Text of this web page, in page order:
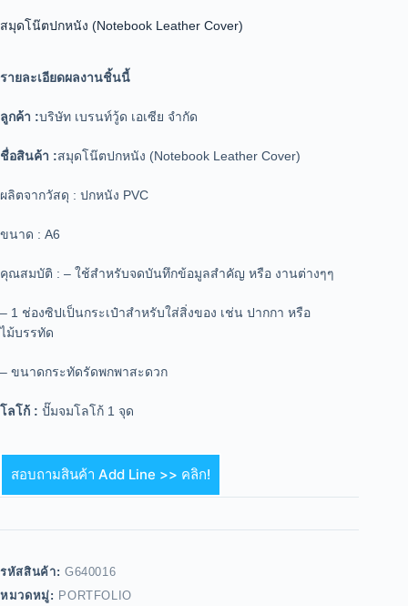
สมุดโน๊ตปกหนัง (Notebook Leather Cover)
รายละเอียดผลงานชิ้นนี้
ลูกค้า :บริษัท เบรนท์วู้ด เอเซีย จำกัด
ชื่อสินค้า :สมุดโน๊ตปกหนัง (Notebook Leather Cover)
ผลิตจากวัสดุ : ปกหนัง PVC
ขนาด : A6
คุณสมบัติ : – ใช้สำหรับจดบันทึกข้อมูลสำคัญ หรือ งานต่างๆๆ
– 1 ช่องซิปเป็นกระเป๋าสำหรับใส่สิ่งของ เช่น ปากกา หรือ
ไม้บรรทัด
– ขนาดกระทัดรัดพกพาสะดวก
โลโก้ : ปั๊มจมโลโก้ 1 จุด
สอบถามสินค้า Add Line >> คลิก!
รหัสสินค้า: G640016
หมวดหมู่: PORTFOLIO